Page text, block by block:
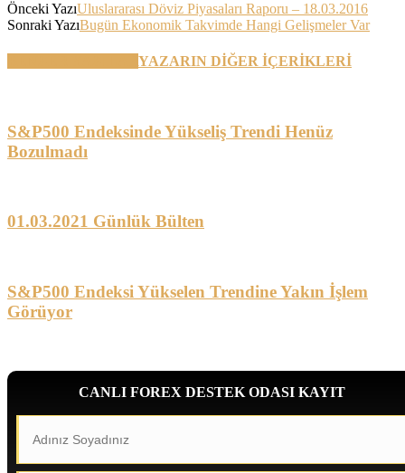
Önceki YazıUluslararası Döviz Piyasaları Raporu – 18.03.2016
Sonraki YazıBugün Ekonomik Takvimde Hangi Gelişmeler Var
YAZARIN DİĞER İÇERİKLERİ
S&P500 Endeksinde Yükseliş Trendi Henüz
Bozulmadı
01.03.2021 Günlük Bülten
S&P500 Endeksi Yükselen Trendine Yakın İşlem
Görüyor
CANLI FOREX DESTEK ODASI KAYIT